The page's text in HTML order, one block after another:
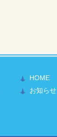
かもと整形外科医院
HOME
お知らせ